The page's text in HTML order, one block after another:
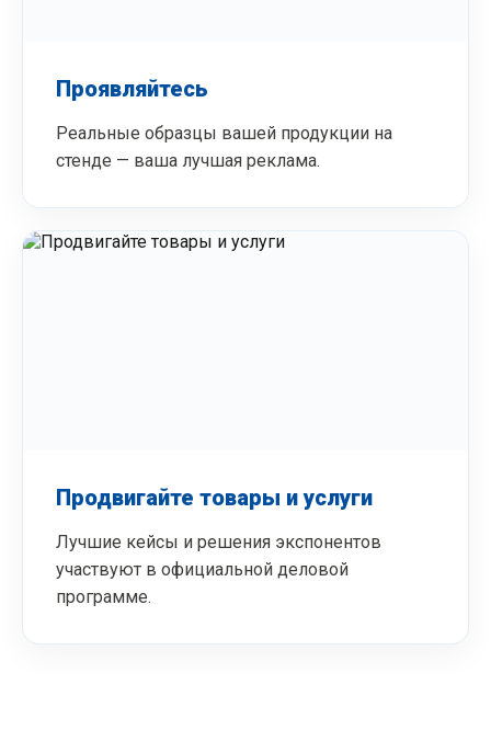
Проявляйтесь
Реальные образцы вашей продукции на
стенде — ваша лучшая реклама.
Продвигайте товары и услуги
Лучшие кейсы и решения экспонентов
участвуют в официальной деловой
программе.